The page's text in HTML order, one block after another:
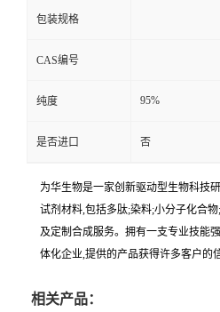
包装规格
CAS编号
纯度 95%
是否进口 否
为华生物是一家创新驱动型生物科技
试剂材料,包括多肽;染料;小分子化合
及定制合成服务。拥有一支专业技能
体化企业,提供的产品获得许多客户的
相关产品：